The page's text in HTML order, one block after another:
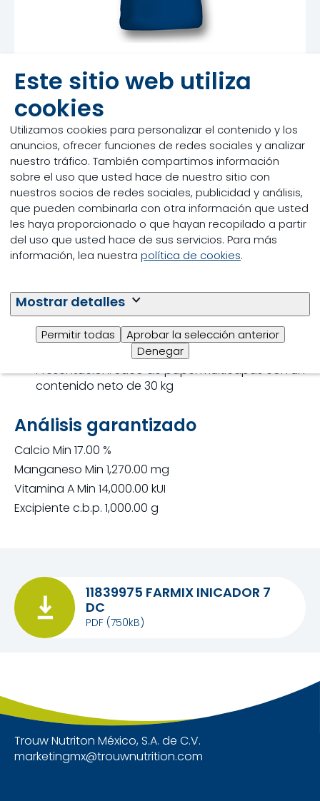
Este sitio web utiliza
cookies
Utilizamos cookies para personalizar el contenido y los
anuncios, ofrecer funciones de redes sociales y analizar
nuestro tráfico. También compartimos información
sobre el uso que usted hace de nuestro sitio con
nuestros socios de redes sociales, publicidad y análisis,
que pueden combinarla con otra información que usted
les haya proporcionado o que hayan recopilado a partir
del uso que usted hace de sus servicios. Para más
información, lea nuestra política de cookies.
Mostrar detalles
Permitir todas
Aprobar la selección anterior
Denegar
Especificaciones
elaboración de alimento balanceado iniciador
para becerras lactantes desde el nacimiento
hasta los 3 meses de edad.
Dosis: Utilizar 30 kg por tonelada de alimento.
Presentación: Saco de papel multicapas con un
contenido neto de 30 kg
Análisis garantizado
Calcio Min 17.00 %
Manganeso Min 1,270.00 mg
Vitamina A Min 14,000.00 kUI
Excipiente c.b.p. 1,000.00 g
11839975 FARMIX INICADOR 7
DC
PDF (750kB)
Trouw Nutriton México, S.A. de C.V.
marketingmx@trouwnutrition.com